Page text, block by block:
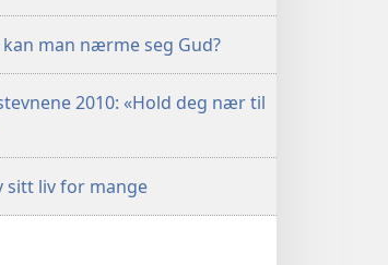
man nærme seg Gud?
2010: «Hold deg nær til
sitt liv for mange